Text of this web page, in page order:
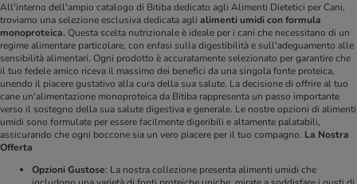
All'interno dell'ampio catalogo di Bitiba dedicato agli Alimenti Dietetici per Cani,
troviamo una selezione esclusiva dedicata agli alimenti umidi con formula
monoproteica.Questa scelta nutrizionale è ideale per i cani che necessitano di un
regime alimentare particolare, con enfasi sulla digestibilità e sull'adeguamento alle
sensibilità alimentari. Ogni prodotto è accuratamente selezionato per garantire che
il tuo fedele amico riceva il massimo dei benefici da una singola fonte proteica,
unendo il piacere gustativo alla cura della sua salute. La decisione di offrire al tuo
cane un'alimentazione monoproteica da Bitiba rappresenta un passo importante
verso il sostegno della sua salute digestiva e generale. Le nostre opzioni di alimenti
umidi sono formulate per essere facilmente digeribili e altamente palatabili,
assicurando che ogni boccone sia un vero piacere per il tuo compagno. La Nostra
Offerta
Opzioni Gustose: La nostra collezione presenta alimenti umidi che